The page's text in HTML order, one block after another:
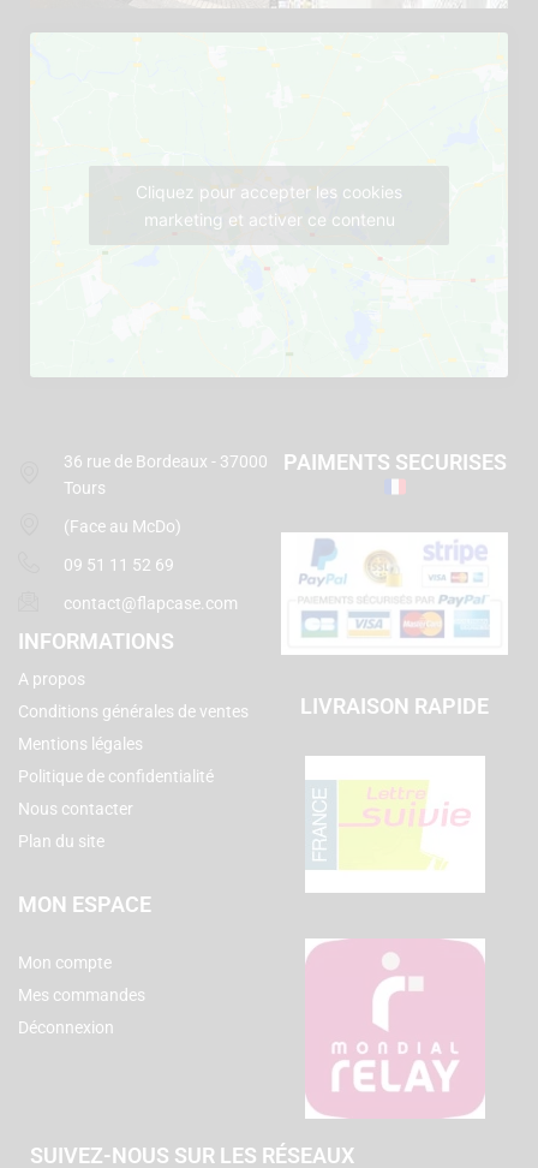
Cliquez pour accepter les cookies
marketing et activer ce contenu
36 rue de Bordeaux - 37000
Tours
(Face au McDo)
09 51 11 52 69
contact@flapcase.com
INFORMATIONS
A propos
Conditions générales de ventes
Mentions légales
Politique de confidentialité
Nous contacter
Plan du site
MON ESPACE
Mon compte
Mes commandes
Déconnexion
PAIMENTS SECURISES
LIVRAISON RAPIDE
SUIVEZ-NOUS SUR LES RÉSEAUX